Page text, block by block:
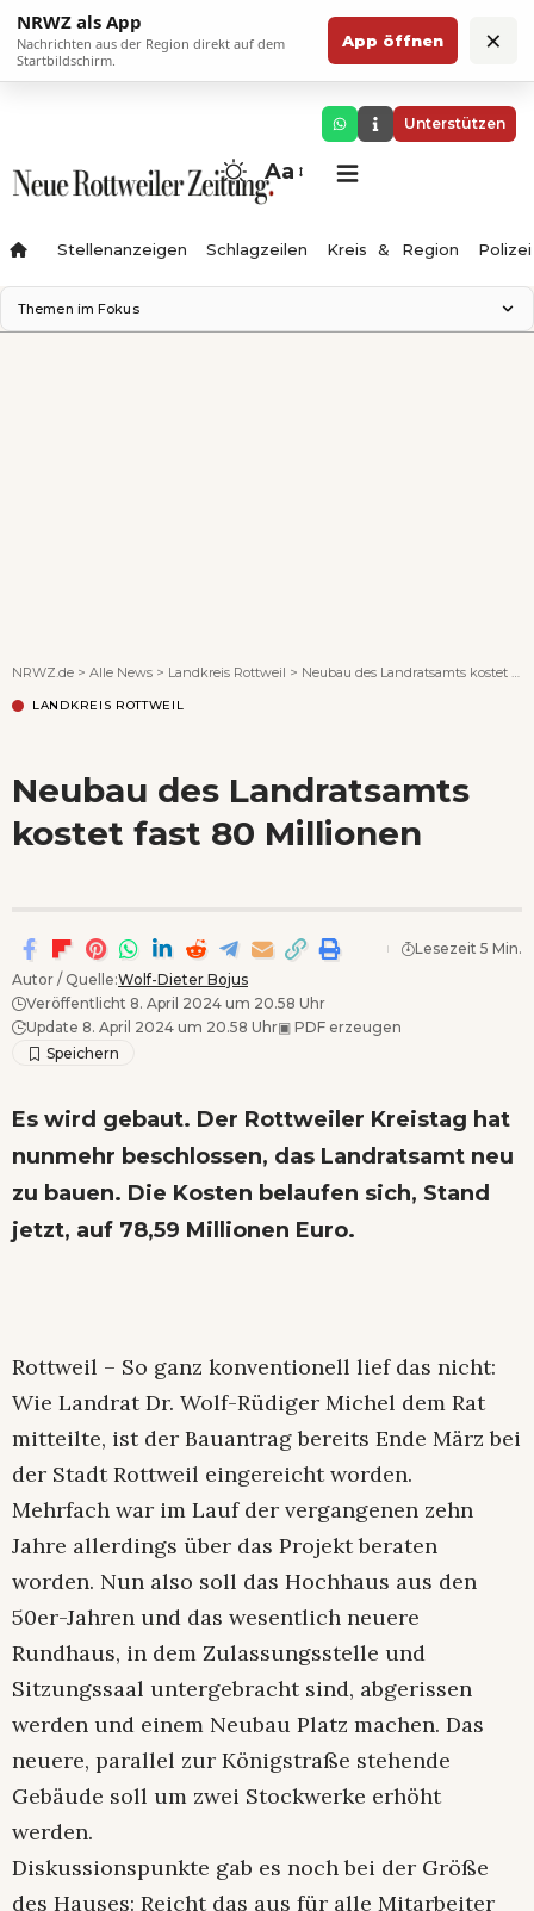
NRWZ als App
Nachrichten aus der Region direkt auf dem
Startbildschirm.
App öffnen ×
Unterstützen
Aa
Stellenanzeigen Schlagzeilen Kreis & Region Polizei
Themen im Fokus
NRWZ.de > Alle News > Landkreis Rottweil > Neubau des Landratsamts kostet fast 80 Millionen
LANDKREIS ROTTWEIL
Neubau des Landratsamts
kostet fast 80 Millionen
Autor / Quelle:Wolf-Dieter Bojus
Veröffentlicht 8. April 2024 um 20.58 Uhr
Update 8. April 2024 um 20.58 Uhr▣ PDF erzeugen
Lesezeit 5 Min.
Es wird gebaut. Der Rottweiler Kreistag hat
nunmehr beschlossen, das Landratsamt neu
zu bauen. Die Kosten belaufen sich, Stand
jetzt, auf 78,59 Millionen Euro.
Rottweil – So ganz konventionell lief das nicht:
Wie Landrat Dr. Wolf-Rüdiger Michel dem Rat
mitteilte, ist der Bauantrag bereits Ende März bei
der Stadt Rottweil eingereicht worden.
Mehrfach war im Lauf der vergangenen zehn
Jahre allerdings über das Projekt beraten
worden. Nun also soll das Hochhaus aus den
50er-Jahren und das wesentlich neuere
Rundhaus, in dem Zulassungsstelle und
Sitzungssaal untergebracht sind, abgerissen
werden und einem Neubau Platz machen. Das
neuere, parallel zur Königstraße stehende
Gebäude soll um zwei Stockwerke erhöht
werden.
Diskussionspunkte gab es noch bei der Größe
des Hauses: Reicht das aus für alle Mitarbeiter